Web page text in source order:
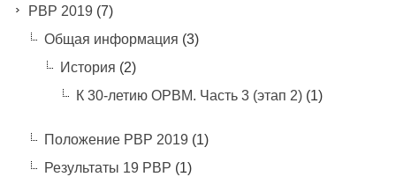
PBP 2019 (7)
Общая информация (3)
История (2)
К 30-летию ОРВМ. Часть 3 (этап 2)(1)
Положение РВР 2019 (1)
Результаты 19 РВР (1)